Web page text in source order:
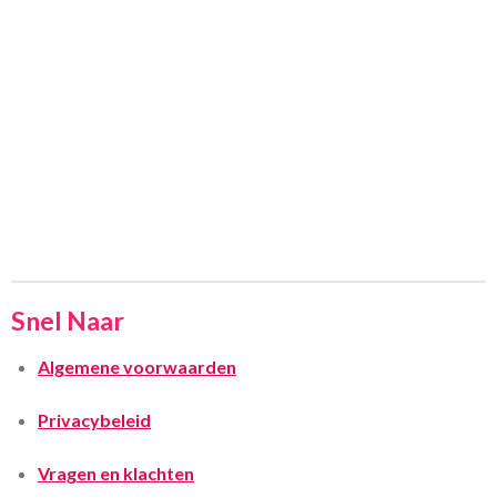
Snel Naar
Algemene voorwaarden
Privacybeleid
Vragen en klachten